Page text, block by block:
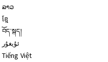
ລາວ
ខ្មែ
བོད་སྐད།
ئۇيغۇر
Tiếng Việt